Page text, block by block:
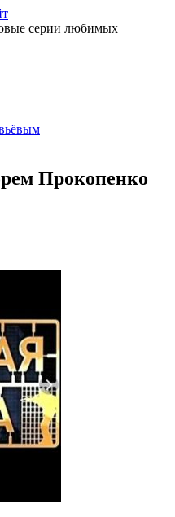
серии любимых
Прокопенко